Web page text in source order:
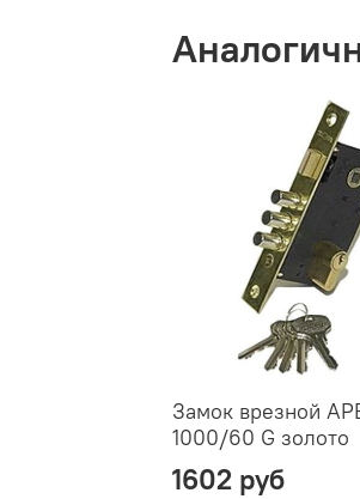
Замок врезной
1000/60 G золото
1602 руб